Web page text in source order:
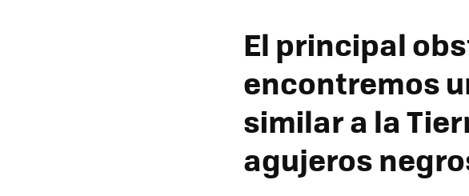
El principal
encontremos
similar a la
agujeros